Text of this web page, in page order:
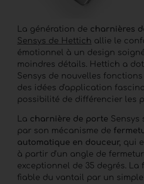
La génération de charnières
Sensys de Hettich allie le
émotionnel à un design
moindres détails. Hettich a
Sensys de nouvelles
des idées d'application
possibilité de différencier les
La charnière de porte Sensys
par son mécanisme de
automatique en douceur, qui
à partir d'un angle de
exceptionnel de 35 degrés. La
fiable du vantail par un